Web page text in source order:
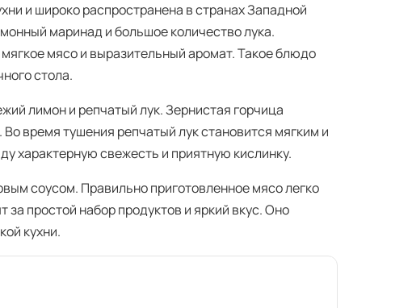
и широко распространена в странах Западной
маринад и большое количество лука.
мясо и выразительный аромат. Такое блюдо
стола.
лимон и репчатый лук. Зернистая горчица
время тушения репчатый лук становится мягким и
характерную свежесть и приятную кислинку.
соусом. Правильно приготовленное мясо легко
простой набор продуктов и яркий вкус. Оно
кухни.